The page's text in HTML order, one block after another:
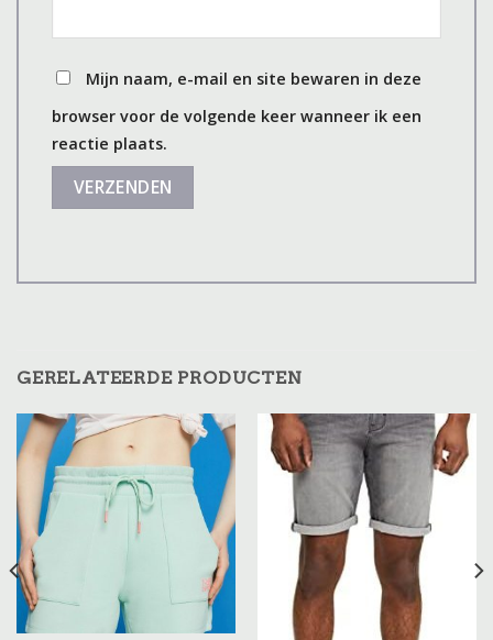
Mijn naam, e-mail en site bewaren in deze
browser voor de volgende keer wanneer ik een
reactie plaats.
GERELATEERDE PRODUCTEN